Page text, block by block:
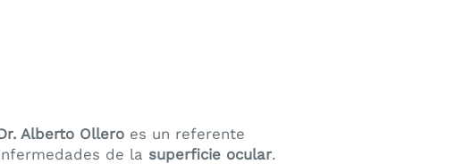
Alberto Olleroes un referente
de la superficie ocular.